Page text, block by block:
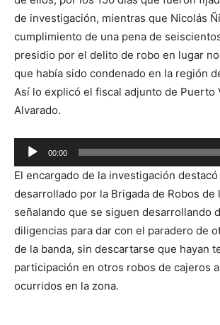
de investigación, mientras que Nicolás
cumplimiento de una pena de
presidio por el delito de robo en lugar
que había sido condenado en la región
Así lo explicó el fiscal adjunto de Puerto
Alvarado.
Reproductor
de
audio
00:00
El encargado de la investigación
desarrollado por la Brigada de Robos de
señalando que se siguen desarrollando
diligencias para dar con el paradero de
de la banda, sin descartarse que hayan
participación en otros robos de cajeros
ocurridos en la zona.